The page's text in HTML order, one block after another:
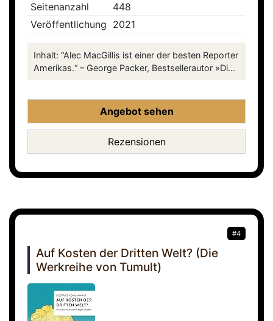
Seitenanzahl
448
Veröffentlichung 2021
Inhalt: “Alec MacGillis ist einer der besten Reporter
Amerikas.“ – George Packer, Bestsellerautor »Di...
Angebot sehen
Rezensionen
#4
Auf Kosten der Dritten Welt? (Die
Werkreihe von Tumult)